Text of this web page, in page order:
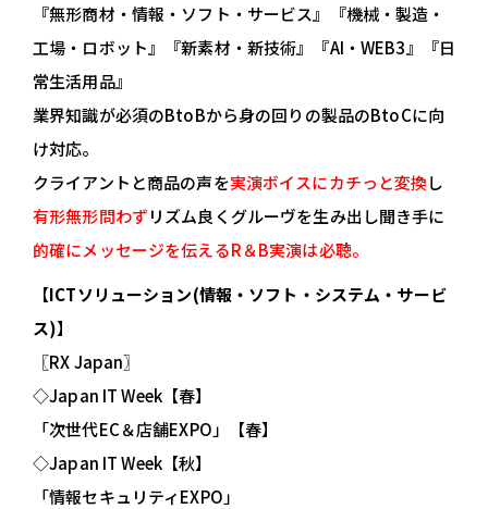
『無形商材・情報・ソフト・サービス』『機械・製造・
工場・ロボット』『新素材・新技術』『AI・WEB3』『日
常生活用品』
業界知識が必須のBtoBから身の回りの製品のBtoCに向
け対応。
クライアントと商品の声を実演ボイスにカチっと変換し
有形無形問わずリズム良くグルーヴを生み出し聞き手に
的確にメッセージを伝えるR＆B実演は必聴。
【ICTソリューション(情報・ソフト・システム・サービ
ス)】
〖RX Japan〗
◇Japan IT Week【春】
「次世代EC＆店舗EXPO」【春】
◇Japan IT Week【秋】
「情報セキュリティEXPO」